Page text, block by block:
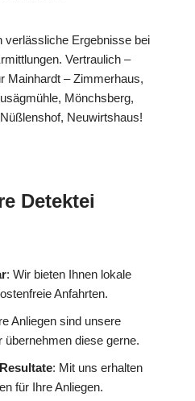
verlässliche Ergebnisse bei
Vertraulich –
Mainhardt – Zimmerhaus,
Mönchsberg,
Neuwirtshaus!
Detektei
: Wir bieten Ihnen lokale
Anfahrten.
Anliegen sind unsere
übernehmen diese gerne.
: Mit uns erhalten
für Ihre Anliegen.